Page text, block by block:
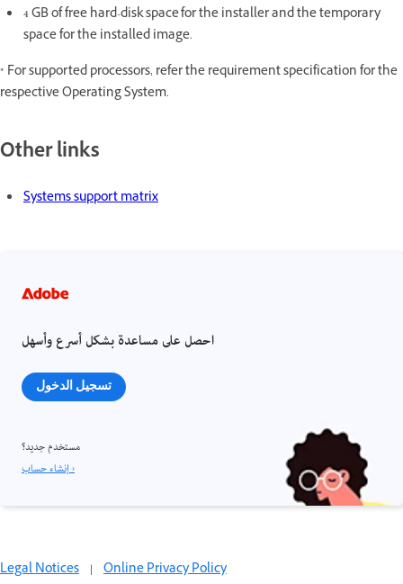
4 GB of free hard-disk space for the installer and the temporary
space for the installed image.
* For supported processors, refer the requirement specification for the
respective Operating System.
Other links
Systems support matrix
احصل على مساعدة بشكل أسرع وأسهل
تسجيل الدخول
مستخدم جديد؟
إنشاء حساب ›
Legal Notices | Online Privacy Policy